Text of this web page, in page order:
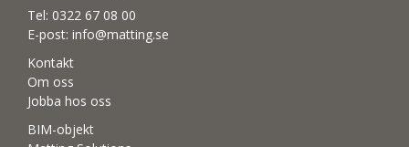
Tel: 0322 67 08 00
E-post: info@matting.se
Kontakt
Om oss
Jobba hos oss
BIM-objekt